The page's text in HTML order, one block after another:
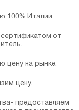
100% Италии
от
цену на рынке.
цену.
предоставляем